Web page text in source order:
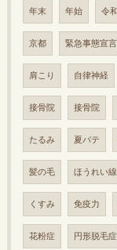
年末 年始 令
京都 緊急事態宣言
肩こり 自律神経
接骨院 接骨院
たるみ 夏バテ
髪の毛 ほうれい線
くすみ 免疫力
花粉症 円形脱毛症